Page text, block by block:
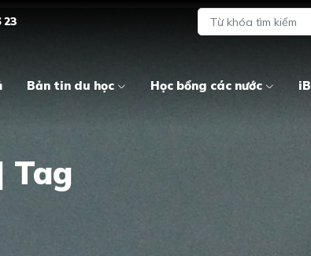
23
Bản tin du học Học bổng các nước
Tag